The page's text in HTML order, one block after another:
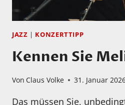
JAZZ | KONZERTTIPP
Kennen Sie
Von Claus Volke 31. Januar
Das müssen Sie,